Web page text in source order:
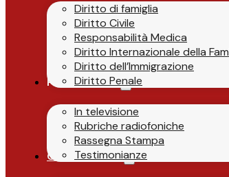
Diritto di famiglia
Diritto Civile
Responsabilità Medica
Diritto Internazionale della
Diritto dell’Immigrazione
Diritto Penale
Parlano di Noi
In televisione
Rubriche radiofoniche
Rassegna Stampa
Testimonianze
Guide & News